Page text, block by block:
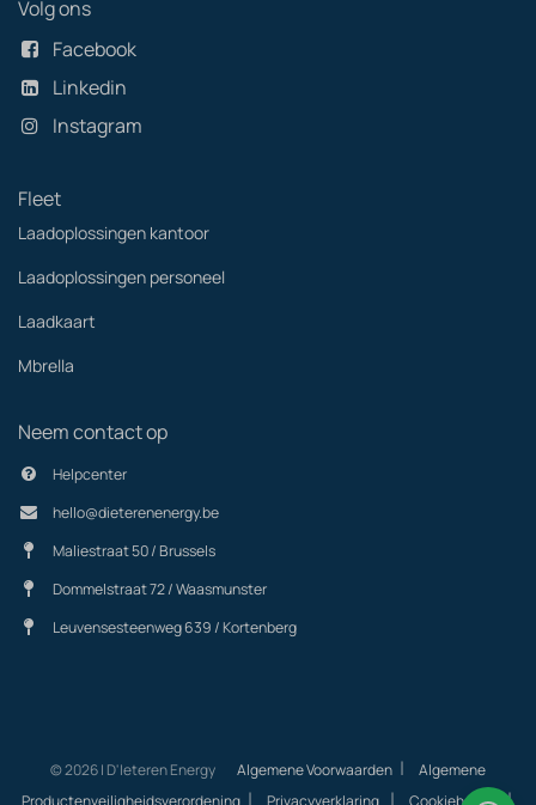
Volg ons
Facebook
Linkedin
Instagram
Fleet
Laadoplossingen kantoor
Laadoplossingen personeel
Laadkaart
Mbrella
Neem contact op
Helpcenter
hello@dieterenenergy.be
Maliestraat 50 / Brussels
Dommelstraat 72 / Waasmunster
Leuvensesteenweg 639 / Kortenberg
© 2026 | D'Ieteren Energy Algemene Voorwaarden |
Algemene
| | |